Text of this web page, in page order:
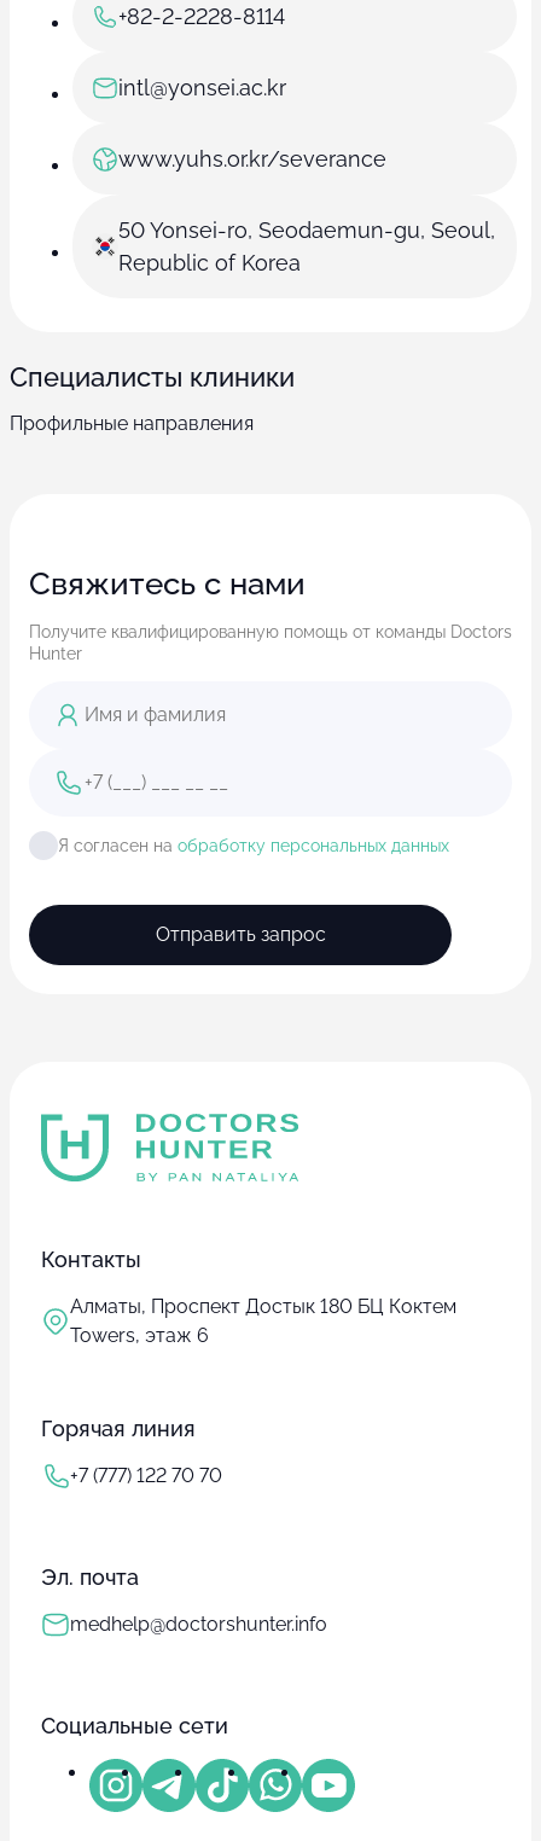
+82-2-2228-8114
intl@yonsei.ac.kr
www.yuhs.or.kr/severance
50 Yonsei-ro, Seodaemun-gu, Seoul,
Republic of Korea
Специалисты клиники
Профильные направления
Свяжитесь с нами
Получите квалифицированную помощь от команды Doctors
Hunter
Я согласен на обработку персональных данных
Отправить запрос
Контакты
Алматы, Проспект Достык 180 БЦ Коктем
Towers, этаж 6
Горячая линия
+7 (777) 122 70 70
Эл. почта
medhelp@doctorshunter.info
Социальные сети